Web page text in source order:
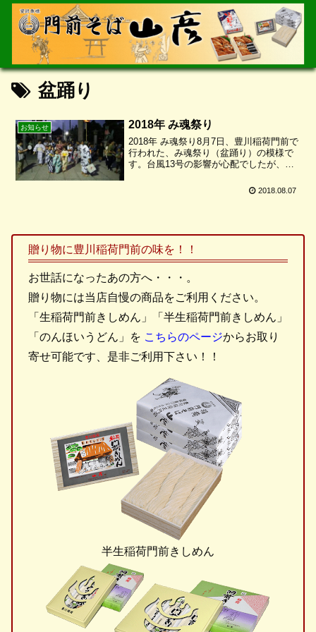
盆踊り
お知らせ 2018年 み魂祭り
2018年 み魂祭り8月7日、豊川稲荷門前で
行われた、み魂祭り（盆踊り）の模様で
す。台風13号の影響が心配でしたが、雨
2018.08.07
贈り物に豊川稲荷門前の味を！！
お世話になったあの方へ・・・。
贈り物には当店自慢の商品をご利用ください。
「生稲荷門前きしめん」「半生稲荷門前きしめん」
「のんほいうどん」を こちらのページからお取り
寄せ可能です、是非ご利用下さい！！
半生稲荷門前きしめん